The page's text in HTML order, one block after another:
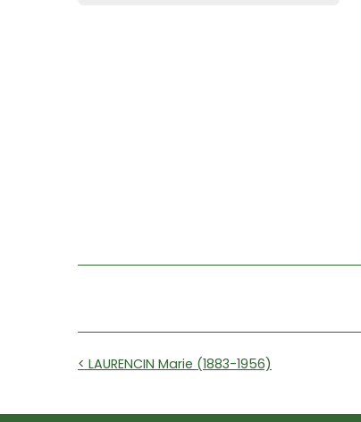
< LAURENCIN Marie (1883-1956)